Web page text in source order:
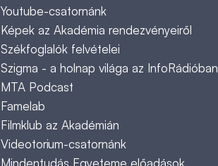
Youtube-csatornánk
Képek az Akadémia rendezvényeiről
Székfoglalók felvételei
Szigma - a holnap világa az InfoRádióban
MTA Podcast
Famelab
Filmklub az Akadémián
Videotorium-csatornánk
Mindentudás Egyeteme előadások